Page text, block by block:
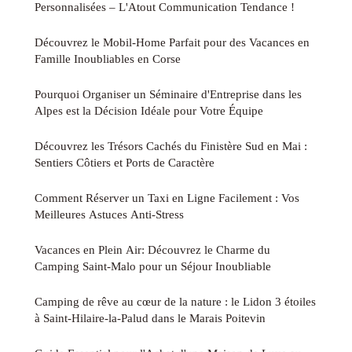
Personnalisées – L'Atout Communication Tendance !
Découvrez le Mobil-Home Parfait pour des Vacances en
Famille Inoubliables en Corse
Pourquoi Organiser un Séminaire d'Entreprise dans les
Alpes est la Décision Idéale pour Votre Équipe
Découvrez les Trésors Cachés du Finistère Sud en Mai :
Sentiers Côtiers et Ports de Caractère
Comment Réserver un Taxi en Ligne Facilement : Vos
Meilleures Astuces Anti-Stress
Vacances en Plein Air: Découvrez le Charme du
Camping Saint-Malo pour un Séjour Inoubliable
Camping de rêve au cœur de la nature : le Lidon 3 étoiles
à Saint-Hilaire-la-Palud dans le Marais Poitevin